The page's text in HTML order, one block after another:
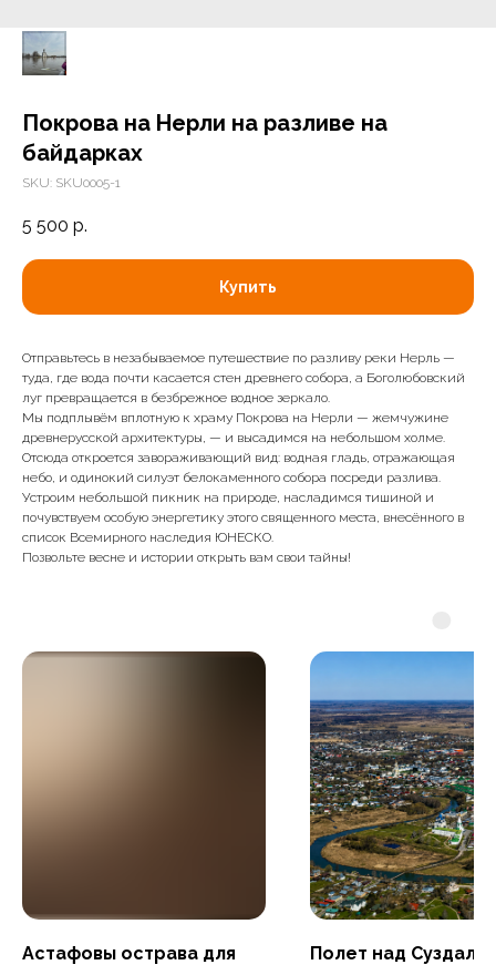
Покрова на Нерли на разливе на
байдарках
SKU: SKU0005-1
5 500 р.
Купить
Отправьтесь в незабываемое путешествие по разливу реки Нерль —
туда, где вода почти касается стен древнего собора, а Боголюбовский
луг превращается в безбрежное водное зеркало.
Мы подплывём вплотную к храму Покрова на Нерли — жемчужине
древнерусской архитектуры, — и высадимся на небольшом холме.
Отсюда откроется завораживающий вид: водная гладь, отражающая
небо, и одинокий силуэт белокаменного собора посреди разлива.
Устроим небольшой пикник на природе, насладимся тишиной и
почувствуем особую энергетику этого священного места, внесённого в
список Всемирного наследия ЮНЕСКО.
Позвольте весне и истории открыть вам свои тайны!
Астафовы острава для Полет над